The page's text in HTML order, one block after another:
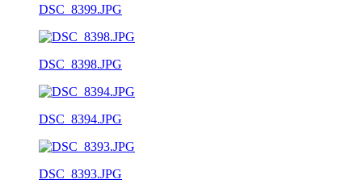
DSC_8399.JPG
DSC_8398.JPG
DSC_8394.JPG
DSC_8393.JPG